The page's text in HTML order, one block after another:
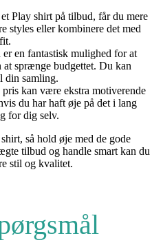
Play shirt på tilbud, får du mere
styles eller kombinere det med
en fantastisk mulighed for at
at sprænge budgettet. Du kan
din samling.
kan være ekstra motiverende
du har haft øje på det i lang
for dig selv.
så hold øje med de gode
tilbud og handle smart kan du
stil og kvalitet.